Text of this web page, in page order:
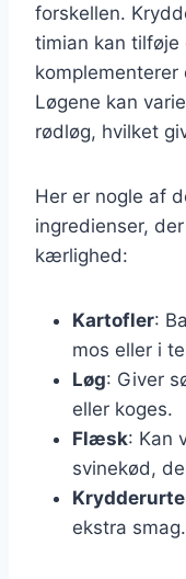
forskellen.
timian kan
Løgene kan
rødløg, hvilket
Her er nogle af
ingredienser,
kærlighed:
Kartofler:
mos eller i
Løg: Giver
eller koges.
Flæsk: Kan
svinekød,
ekstra smag.